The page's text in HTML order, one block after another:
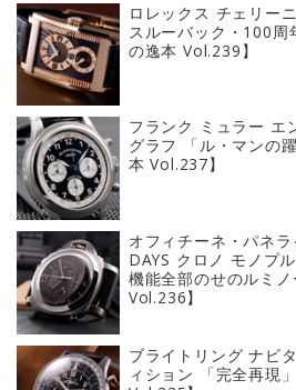
ロレックス チェリー
スルーバック・100周
の逸本 Vol.239】
フランク ミュラー エ
グラフ 「ル・マンの
本 Vol.237】
オフィチーネ・パネ
DAYS クロノ モノプ
機能全部のせのルミ
Vol.236】
ブライトリング ナビ
ィション 「完全再現